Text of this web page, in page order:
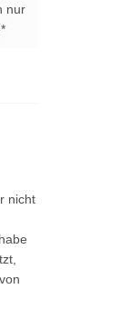
nur
nicht